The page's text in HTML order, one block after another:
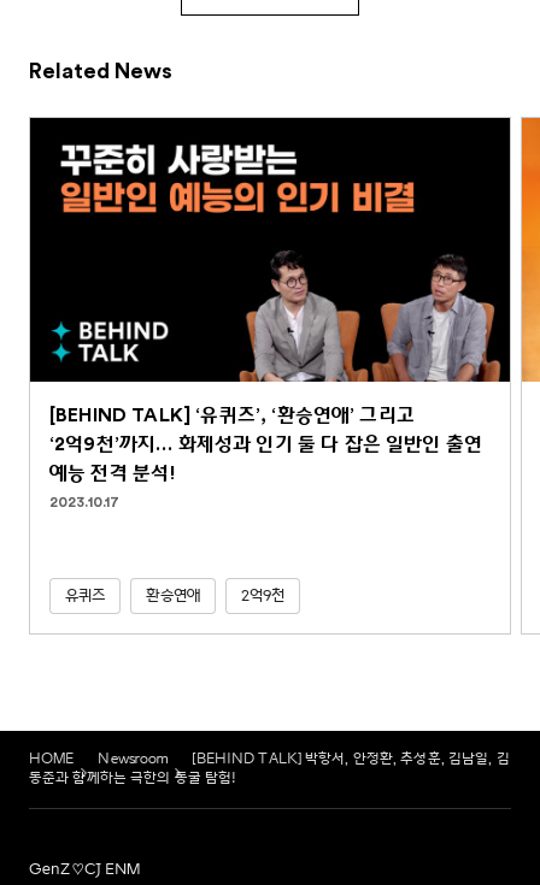
Related News
[BEHIND TALK] ‘유퀴즈’, ‘환승연애’ 그리고
‘2억9천’까지… 화제성과 인기 둘 다 잡은 일반인 출연
예능 전격 분석!
2023.10.17
유퀴즈 환승연애 2억9천
HOME Newsroom
[BEHIND TALK] 박항서, 안정환, 추성훈, 김남일, 김
동준과 함께하는 극한의 동굴 탐험!
GenZ♡CJ ENM